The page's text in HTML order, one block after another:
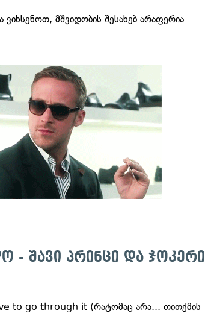
ვიხსენოთ, მშვიდობის შესახებ არაფერია
- შავი პრინცი და ჯოკერი
to go through it (რატომაც არა... თითქმის